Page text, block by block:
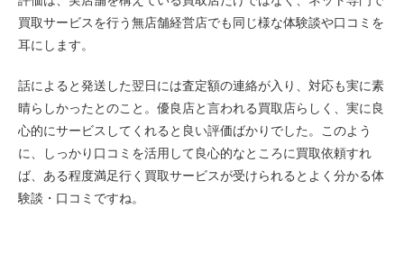
買取サービスを行う無店舗経営店でも同じ様な体験談や口コミを
耳にします。
話によると発送した翌日には査定額の連絡が入り、対応も実に素
晴らしかったとのこと。優良店と言われる買取店らしく、実に良
心的にサービスしてくれると良い評価ばかりでした。このよう
に、しっかり口コミを活用して良心的なところに買取依頼すれ
ば、ある程度満足行く買取サービスが受けられるとよく分かる体
験談・口コミですね。